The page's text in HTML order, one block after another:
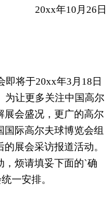
20xx年10月26日
即将于20xx年3月18日
让更多关注中国高尔
展会盛况，更广的高尔
国际高尔夫球博览会组
展会采访报道活动。
，烦请填妥下面的`确
一安排。